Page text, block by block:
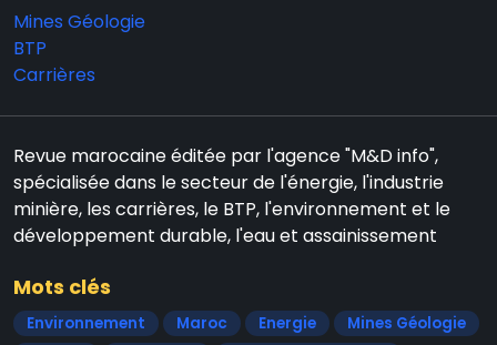
Mines Géologie
BTP
Carrières
Revue marocaine éditée par l'agence "M&D info",
spécialisée dans le secteur de l'énergie, l'industrie
minière, les carrières, le BTP, l'environnement et le
développement durable, l'eau et assainissement
Mots clés
Environnement Maroc Energie
Mines Géologie